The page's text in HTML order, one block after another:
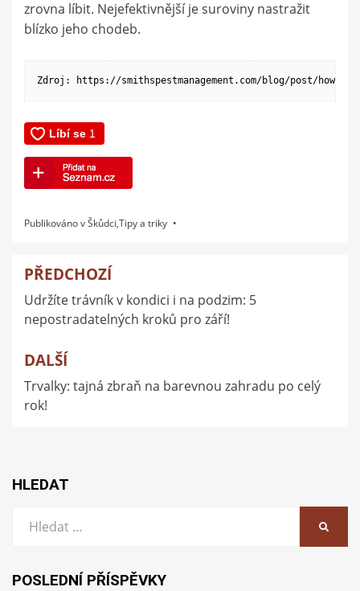
zrovna líbit. Nejefektivnější je suroviny nastražit
blízko jeho chodeb.
Zdroj: https://smithspestmanagement.com/blog/post/how-
Publikováno vŠkůdci,Tipy a triky
Navigace
pro
příspěvek
PŘEDCHOZÍ
Udržíte trávník v kondici i na podzim: 5
nepostradatelných kroků pro září!
DALŠÍ
Trvalky: tajná zbraň na barevnou zahradu po celý
rok!
HLEDAT
POSLEDNÍ PŘÍSPĚVKY